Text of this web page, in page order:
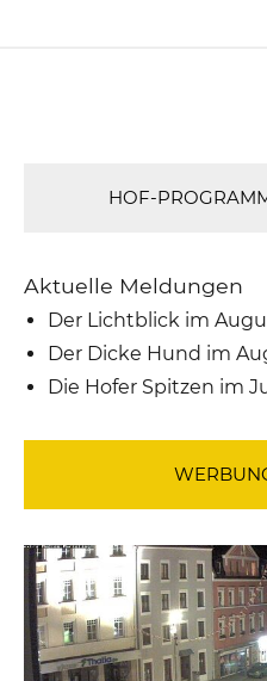
HOF-
Aktuelle Meldungen
Der Lichtblick im
Der Dicke Hund im
Die Hofer Spitzen im